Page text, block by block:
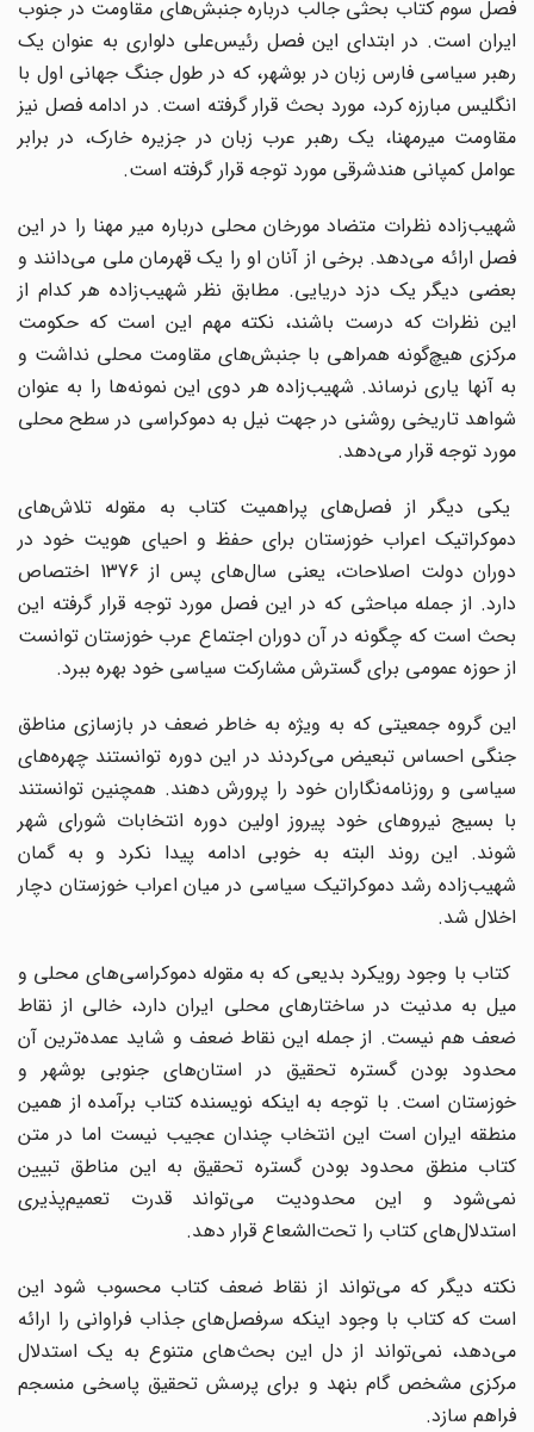
فصل سوم کتاب بحثی جالب درباره جنبش‌های مقاومت در جنوب
ایران است. در ابتدای این فصل رئیس‌علی دلواری به عنوان یک
رهبر سیاسی فارس زبان در بوشهر، که در طول جنگ جهانی اول با
انگلیس مبارزه کرد، مورد بحث قرار گرفته است. در ادامه فصل نیز
مقاومت میرمهنا، یک رهبر عرب زبان در جزیره خارک، در برابر
عوامل کمپانی هندشرقی مورد توجه قرار گرفته است.
شهیب‌زاده نظرات متضاد مورخان محلی درباره میر مهنا را در این
فصل ارائه می‌دهد. برخی از آنان او را یک قهرمان ملی می‌دانند و
بعضی دیگر یک دزد دریایی. مطابق نظر شهیب‌زاده هر کدام از
این نظرات که درست باشند، نکته مهم این است که حکومت
مرکزی هیچ‌گونه همراهی با جنبش‌های مقاومت محلی نداشت و
به آنها یاری نرساند. شهیب‌زاده هر دوی این نمونه‌ها را به عنوان
شواهد تاریخی روشنی در جهت نیل به دموکراسی در سطح محلی
مورد توجه قرار می‌دهد.
یکی دیگر از فصل‌های پراهمیت کتاب به مقوله تلاش‌های
دموکراتیک اعراب خوزستان برای حفظ و احیای هویت خود در
دوران دولت اصلاحات، یعنی سال‌های پس از 1376 اختصاص
دارد. از جمله مباحثی که در این فصل مورد توجه قرار گرفته‌ این
بحث است که چگونه در آن دوران اجتماع عرب خوزستان توانست
از حوزه عمومی برای گسترش مشارکت سیاسی خود بهره ببرد.
این گروه جمعیتی که به ویژه به خاطر ضعف در بازسازی مناطق
جنگی احساس تبعیض می‌کردند در این دوره توانستند چهره‌های
سیاسی و روزنامه‌نگاران خود را پرورش دهند. همچنین توانستند
با بسیج نیروهای خود پیروز اولین دوره انتخابات شورای شهر
شوند. این روند البته به خوبی ادامه پیدا نکرد و به گمان
شهیب‌زاده رشد دموکراتیک سیاسی در میان اعراب خوزستان دچار
اخلال شد.
کتاب با وجود رویکرد بدیعی که به مقوله دموکراسی‌های محلی و
میل به مدنیت در ساختارهای محلی ایران دارد، خالی از نقاط
ضعف هم نیست. از جمله این نقاط ضعف و شاید عمده‌ترین آن
محدود بودن گستره تحقیق در استان‌های جنوبی بوشهر و
خوزستان است. با توجه به اینکه نویسنده کتاب برآمده از همین
منطقه ایران است این انتخاب چندان عجیب نیست اما در متن
کتاب منطق محدود بودن گستره تحقیق به این مناطق تبیین
نمی‌شود و این محدودیت می‌تواند قدرت تعمیم‌پذیری
استدلال‌های کتاب را تحت‌الشعاع قرار دهد.
نکته دیگر که می‌تواند از نقاط ضعف کتاب محسوب شود این
است که کتاب با وجود اینکه سرفصل‌های جذاب فراوانی را ارائه
می‌دهد، نمی‌تواند از دل این بحث‌های متنوع به یک استدلال
مرکزی مشخص گام بنهد و برای پرسش تحقیق پاسخی منسجم
فراهم سازد.